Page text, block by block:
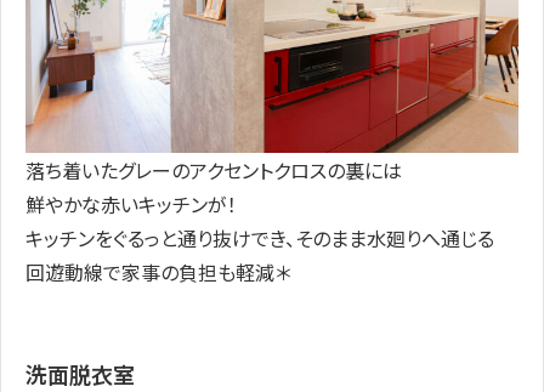
落ち着いたグレーのアクセントクロスの裏には
鮮やかな赤いキッチンが！
キッチンをぐるっと通り抜けでき、そのまま水廻りへ通じる
回遊動線で家事の負担も軽減＊
洗面脱衣室